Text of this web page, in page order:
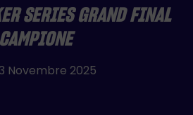
SERIES GRAND FINAL
CAMPIONE
Novembre 2025